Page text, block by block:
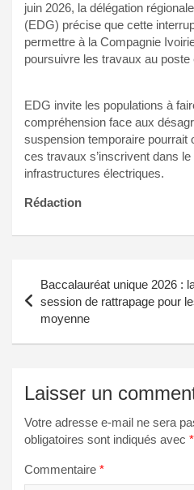
juin 2026, la délégation
(EDG) précise que cette
permettre à la Compagnie
poursuivre les travaux au poste
EDG invite les populations à
compréhension face aux
suspension temporaire pourrait
ces travaux s’inscrivent dans le
infrastructures électriques.
Rédaction
de
l’article
Baccalauréat unique 2026 :
session de rattrapage pour
moyenne
Laisser un
Votre adresse e-mail ne sera
obligatoires sont indiqués avec *
Commentaire *